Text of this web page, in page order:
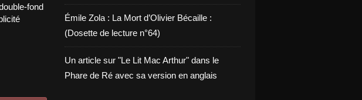
fond
Émile Zola : La Mort d’Olivier Bécaille :
(Dosette de lecture n°64)
Un article sur "Le Lit Mac Arthur" dans le
Phare de Ré avec sa version en anglais